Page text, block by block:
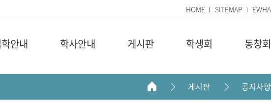
HOME SITEMAP EWHA
안내 학사안내 게시판 학생회 동창회
게시판 공지사항